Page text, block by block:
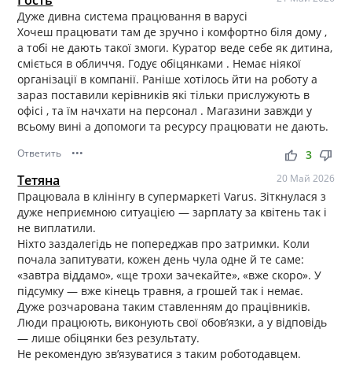
Дуже дивна система працювання в варусі
Хочеш працювати там де зручно і комфортно біля дому ,
а тобі не дають такої змоги. Куратор веде себе як дитина,
сміється в обличчя. Годує обіцянками . Немає ніякої
організації в компанії. Раніше хотілось йти на роботу а
зараз поставили керівників які тільки прислужують в
офісі , та їм начхати на персонал . Магазини завжди у
всьому вині а допомоги та ресурсу працювати не дають.
Ответить ••• thumb_up thumb_down
3
Тетяна 20 Май 2026
Працювала в клінінгу в супермаркеті Varus. Зіткнулася з
дуже неприємною ситуацією — зарплату за квітень так і
не виплатили.
Ніхто заздалегідь не попереджав про затримки. Коли
почала запитувати, кожен день чула одне й те саме:
«завтра віддамо», «ще трохи зачекайте», «вже скоро». У
підсумку — вже кінець травня, а грошей так і немає.
Дуже розчарована таким ставленням до працівників.
Люди працюють, виконують свої обов’язки, а у відповідь
— лише обіцянки без результату.
Не рекомендую зв’язуватися з таким роботодавцем.